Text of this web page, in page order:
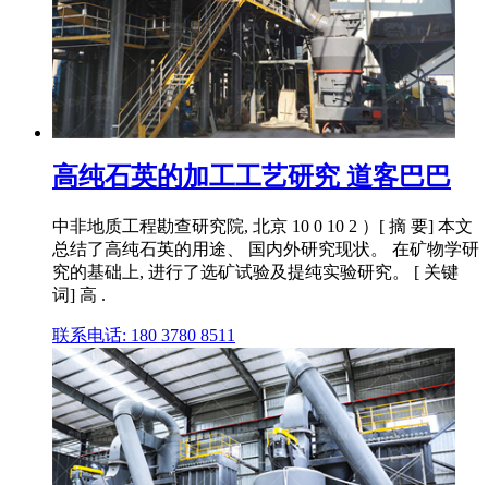
高纯石英的加工工艺研究 道客巴巴
中非地质工程勘查研究院, 北京 10 0 10 2 ）[ 摘 要] 本文
总结了高纯石英的用途、 国内外研究现状。 在矿物学研
究的基础上, 进行了选矿试验及提纯实验研究。 [ 关键
词] 高 .
联系电话: 180 3780 8511